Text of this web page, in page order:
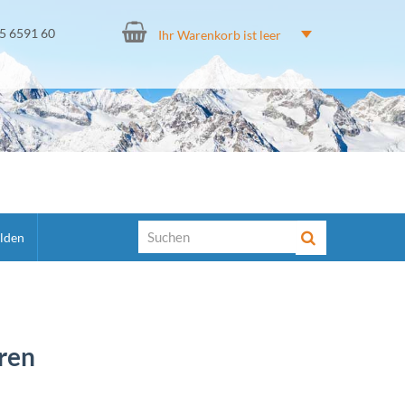
6591 60 Ihr Warenkorb ist leer